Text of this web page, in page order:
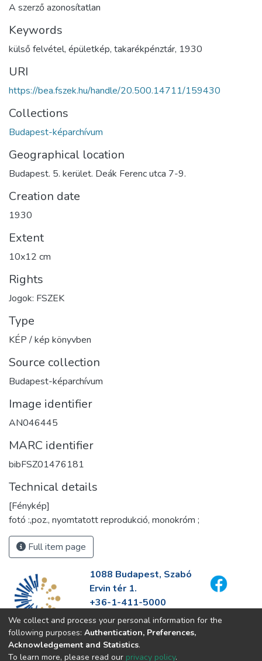
A szerző azonosítatlan
Keywords
külső felvétel, épületkép, takarékpénztár, 1930
URI
https://bea.fszek.hu/handle/20.500.14711/159430
Collections
Budapest-képarchívum
Geographical location
Budapest. 5. kerület. Deák Ferenc utca 7-9.
Creation date
1930
Extent
10x12 cm
Rights
Jogok: FSZEK
Type
KÉP / kép könyvben
Source collection
Budapest-képarchívum
Image identifier
AN046445
MARC identifier
bibFSZ01476181
Technical details
[Fénykép]
fotó :,poz., nyomtatott reprodukció, monokróm ;
Full item page
1088 Budapest, Szabó
Ervin tér 1.
+36-1-411-5000
info@fszek.hu
https://fszek.hu
We collect and process your personal information for the
following purposes: Authentication, Preferences,
Acknowledgement and Statistics.
To learn more, please read our privacy policy.